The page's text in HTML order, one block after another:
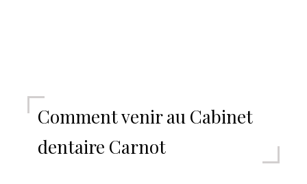
Comment venir au Cabinet
dentaire Carnot